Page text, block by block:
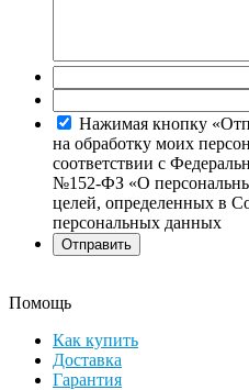
Нажимая кнопку
на обработку моих
соответствии с
№152-ФЗ «О
целей, определенных в
персональных данных
Помощь
Как купить
Доставка
Гарантия